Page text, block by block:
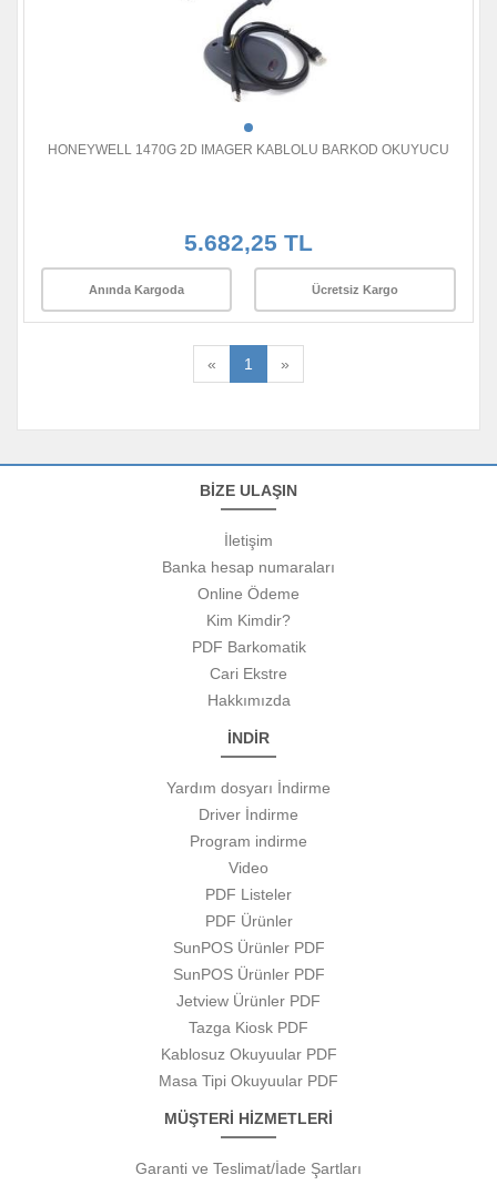
HONEYWELL 1470G 2D IMAGER KABLOLU BARKOD OKUYUCU
5.682,25 TL
Anında Kargoda Ücretsiz Kargo
« 1 »
BİZE ULAŞIN
İletişim
Banka hesap numaraları
Online Ödeme
Kim Kimdir?
PDF Barkomatik
Cari Ekstre
Hakkımızda
İNDİR
Yardım dosyarı İndirme
Driver İndirme
Program indirme
Video
PDF Listeler
PDF Ürünler
SunPOS Ürünler PDF
SunPOS Ürünler PDF
Jetview Ürünler PDF
Tazga Kiosk PDF
Kablosuz Okuyuular PDF
Masa Tipi Okuyuular PDF
MÜŞTERİ HİZMETLERİ
Garanti ve Teslimat/İade Şartları